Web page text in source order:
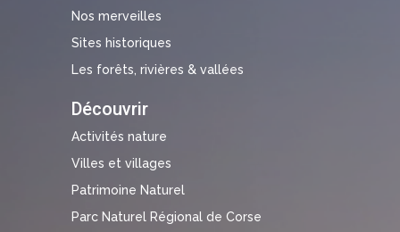
Nos merveilles
Sites historiques
Les forêts, rivières & vallées
Découvrir
Activités nature
Villes et villages
Patrimoine Naturel
Parc Naturel Régional de Corse